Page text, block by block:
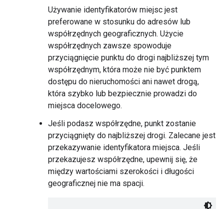
Używanie identyfikatorów miejsc jest
preferowane w stosunku do adresów lub
współrzędnych geograficznych. Użycie
współrzędnych zawsze spowoduje
przyciągnięcie punktu do drogi najbliższej tym
współrzędnym, która może nie być punktem
dostępu do nieruchomości ani nawet drogą,
która szybko lub bezpiecznie prowadzi do
miejsca docelowego.
Jeśli podasz współrzędne, punkt zostanie
przyciągnięty do najbliższej drogi. Zalecane jest
przekazywanie identyfikatora miejsca. Jeśli
przekazujesz współrzędne, upewnij się, że
między wartościami szerokości i długości
geograficznej nie ma spacji.